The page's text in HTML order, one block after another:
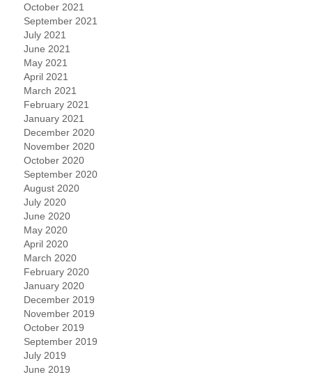
October 2021
September 2021
July 2021
June 2021
May 2021
April 2021
March 2021
February 2021
January 2021
December 2020
November 2020
October 2020
September 2020
August 2020
July 2020
June 2020
May 2020
April 2020
March 2020
February 2020
January 2020
December 2019
November 2019
October 2019
September 2019
July 2019
June 2019